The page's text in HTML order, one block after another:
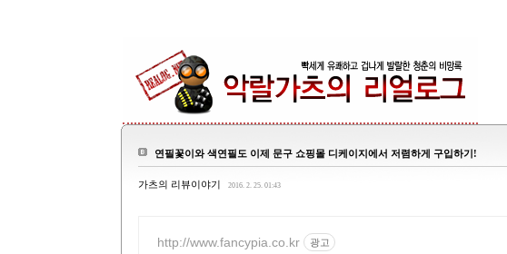
연필꽃이와 색연필도 이제 문구 쇼핑몰 디케이지에서 저렴하게 구입하기!
가츠의 리뷰이야기 2016. 2. 25. 01:43
http://www.fancypia.co.kr 광고